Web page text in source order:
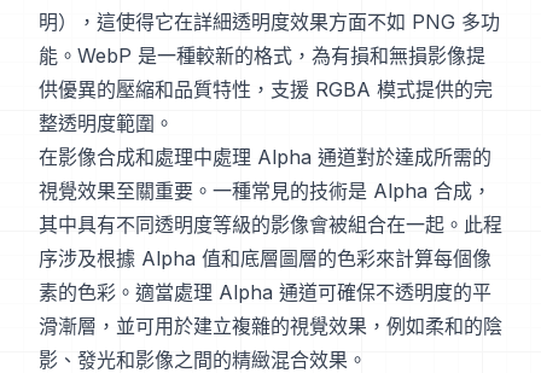
明），這使得它在詳細透明度效果方面不如 PNG 多功
能。WebP 是一種較新的格式，為有損和無損影像提
供優異的壓縮和品質特性，支援 RGBA 模式提供的完
整透明度範圍。
在影像合成和處理中處理 Alpha 通道對於達成所需的
視覺效果至關重要。一種常見的技術是 Alpha 合成，
其中具有不同透明度等級的影像會被組合在一起。此程
序涉及根據 Alpha 值和底層圖層的色彩來計算每個像
素的色彩。適當處理 Alpha 通道可確保不透明度的平
滑漸層，並可用於建立複雜的視覺效果，例如柔和的陰
影、發光和影像之間的精緻混合效果。